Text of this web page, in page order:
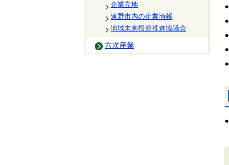
企業立地
遠野市内の企業情報
地域未来投資推進協議会
六次産業
●
●
●
●
●
●